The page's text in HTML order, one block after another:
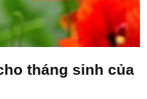
tháng sinh của